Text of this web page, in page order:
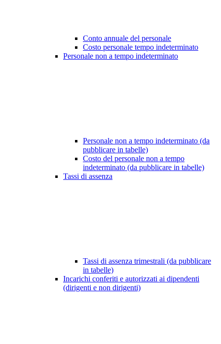
Conto annuale del personale
Costo personale tempo indeterminato
Personale non a tempo indeterminato
Personale non a tempo indeterminato (da
pubblicare in tabelle)
Costo del personale non a tempo
indeterminato (da pubblicare in tabelle)
Tassi di assenza
Tassi di assenza trimestrali (da pubblicare
in tabelle)
Incarichi conferiti e autorizzati ai dipendenti
(dirigenti e non dirigenti)